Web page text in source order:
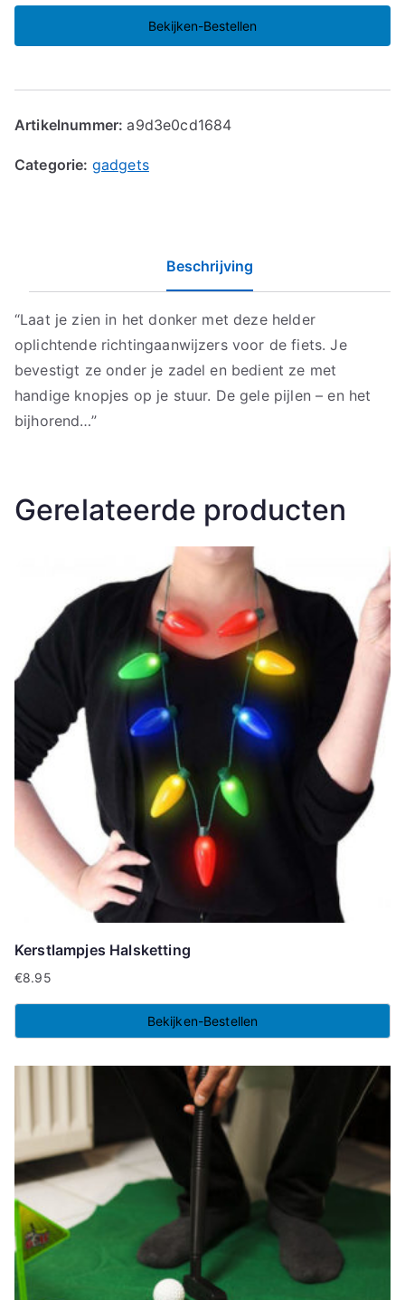
Bekijken-Bestellen
Artikelnummer:a9d3e0cd1684
Categorie: gadgets
Beschrijving
“Laat je zien in het donker met deze helder
oplichtende richtingaanwijzers voor de fiets. Je
bevestigt ze onder je zadel en bedient ze met
handige knopjes op je stuur. De gele pijlen – en het
bijhorend…”
Gerelateerde producten
Kerstlampjes Halsketting
€8.95
Bekijken-Bestellen